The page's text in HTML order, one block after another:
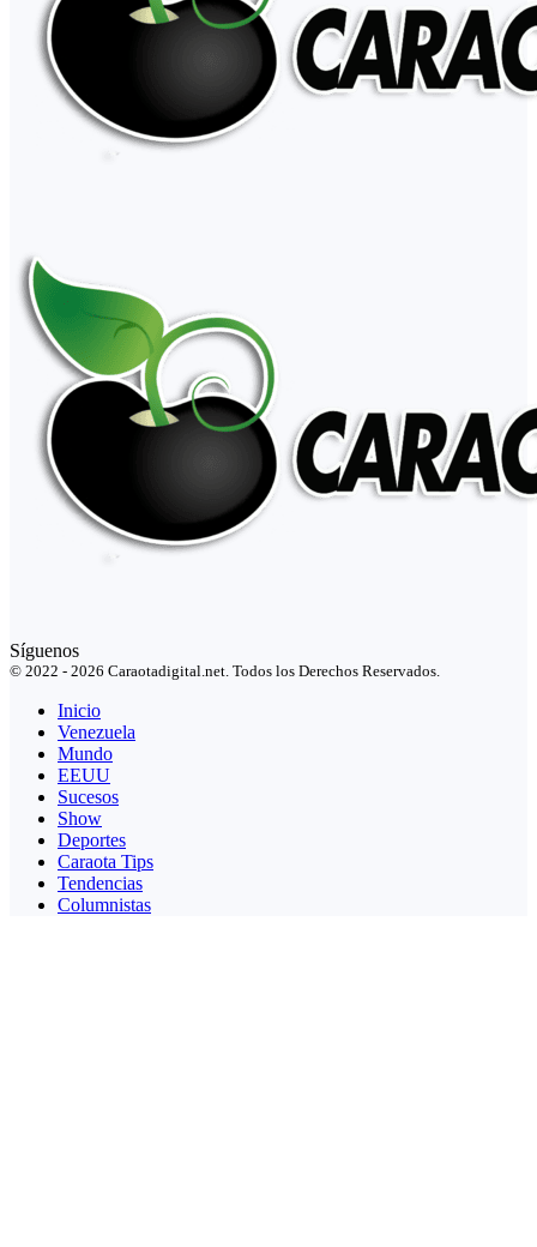
Síguenos
© 2022 - 2026 Caraotadigital.net. Todos los Derechos Reservados.
Inicio
Venezuela
Mundo
EEUU
Sucesos
Show
Deportes
Caraota Tips
Tendencias
Columnistas